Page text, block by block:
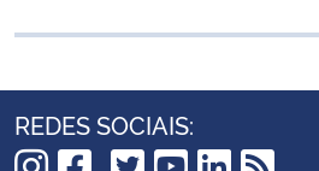
REDES SOCIAIS: